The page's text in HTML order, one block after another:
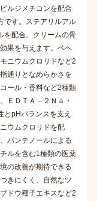
ルジメチコンを配合
です。ステアリルアル
を配合。クリームの骨
果を与えます。ベヘ
ニウムクロリドなど2
通りとなめらかさを
ール・香料など2種類
ＥＤＴＡ－２Ｎａ・
とpHバランスを支え
ウムクロリドを配
パンテノールによる
ルを含む1種類の医薬
の改善が期待できる
きにくく、自然なツ
ドウ種子エキスなど2